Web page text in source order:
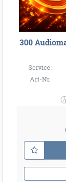
300
Service:
Art-Nr.